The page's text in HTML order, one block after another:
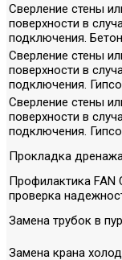
Сверление стены
поверхности в
подключения.
Сверление стены
поверхности в
подключения.
Сверление стены
поверхности в
подключения.
Прокладка
Профилактика FAN
проверка
Замена трубок в
Замена крана